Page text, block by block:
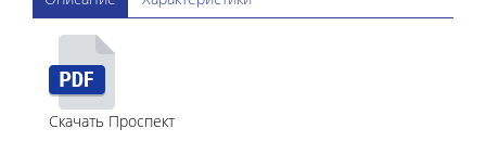
Скачать Проспект